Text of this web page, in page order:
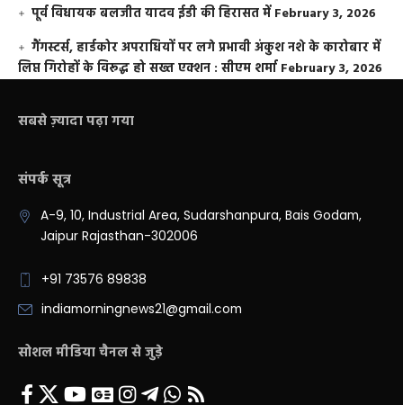
पूर्व विधायक बलजीत यादव ईडी की हिरासत में February 3, 2026
गैंगस्टर्स, हार्डकोर अपराधियों पर लगे प्रभावी अंकुश नशे के कारोबार में
लिप्त गिरोहों के विरूद्ध हो सख्त एक्शन : सीएम शर्मा February 3, 2026
सबसे ज़्यादा पढ़ा गया
संपर्क सूत्र
A-9, 10, Industrial Area, Sudarshanpura, Bais Godam,
Jaipur Rajasthan-302006
+91 73576 89838
indiamorningnews21@gmail.com
सोशल मीडिया चैनल से जुड़े